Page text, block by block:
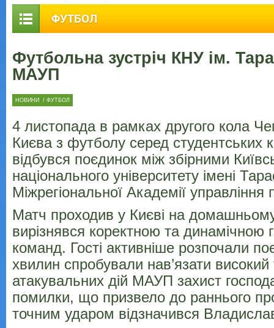
ФУТБОЛ
Футбольна зустріч КНУ ім.
МАУП
НОВИНИ / ФУТБОЛ
4 листопада в рамках другого кола
Києва з футболу серед
відбувся поєдинок між збірними
національного університету імені
Міжрегіональної Академії
Матч проходив у Києві на
вирізнявся коректною та динамічною
команд. Гості активніше розпочали
хвилин спробували нав’язати
атакувальних дій МАУП захист
помилки, що призвело до раннього
точним ударом відзначився